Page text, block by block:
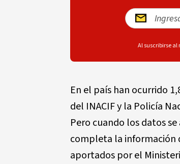
Al suscribirse
En el país han ocurrido
del INACIF y la Policía
Pero cuando los datos
completa la información
aportados por el